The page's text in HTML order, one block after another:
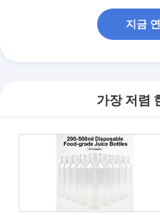
지금
가장 저렴